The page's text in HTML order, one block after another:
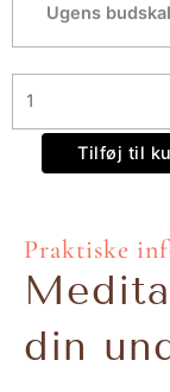
Ugens
budskab.
antal
Tilføj til
Praktiske
din